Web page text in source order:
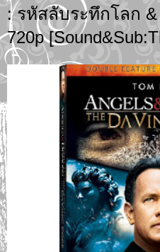
: รหัสลับระทึกโลก
720p